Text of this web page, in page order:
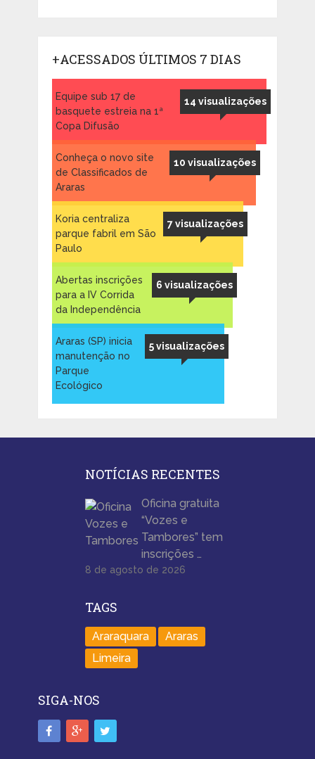
+ACESSADOS ÚLTIMOS 7 DIAS
14 visualizações
Equipe sub 17 de
basquete estreia na 1ª
Copa Difusão
10 visualizações
Conheça o novo site
de Classificados de
Araras
7 visualizações
Koria centraliza
parque fabril em São
Paulo
6 visualizações
Abertas inscrições
para a IV Corrida
da Independência
5 visualizações
Araras (SP) inicia
manutenção no
Parque
Ecológico
NOTÍCIAS RECENTES
Oficina gratuita
“Vozes e
Tambores” tem
inscrições …
8 de agosto de 2026
TAGS
Araraquara
Araras
Limeira
SIGA-NOS